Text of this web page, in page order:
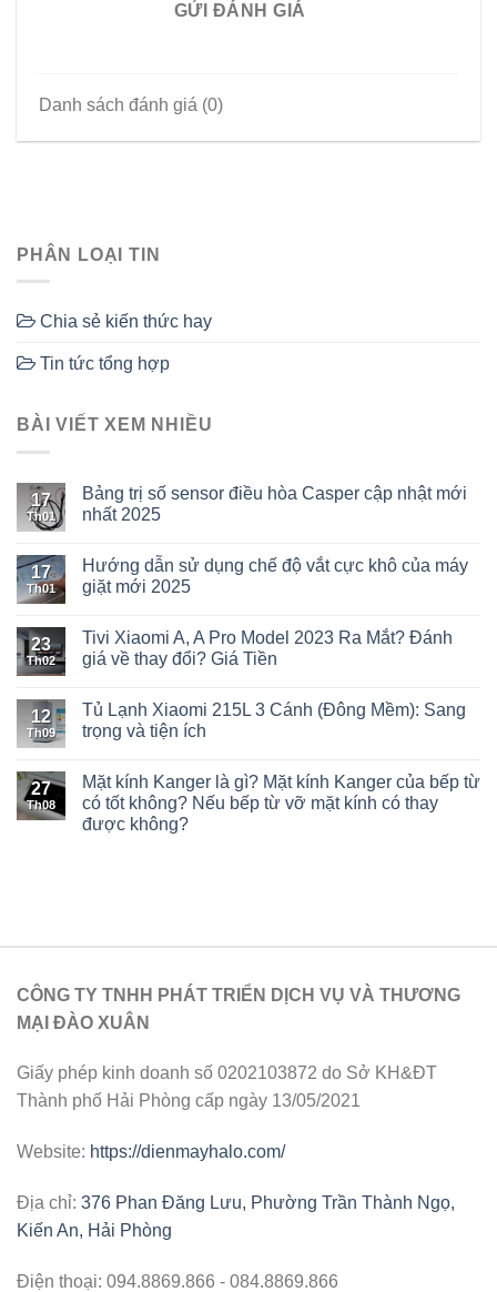
PHÂN LOẠI TIN
Chia sẻ kiến thức hay
Tin tức tổng hợp
BÀI VIẾT XEM NHIỀU
17
Th01
Bảng trị số sensor điều hòa Casper cập nhật mới
nhất 2025
17
Th01
Hướng dẫn sử dụng chế độ vắt cực khô của máy
giặt mới 2025
23
Th02
Tivi Xiaomi A, A Pro Model 2023 Ra Mắt? Đánh
giá về thay đổi? Giá Tiền
12
Th09
Tủ Lạnh Xiaomi 215L 3 Cánh (Đông Mềm): Sang
trọng và tiện ích
27
Th08
Mặt kính Kanger là gì? Mặt kính Kanger của bếp từ
có tốt không? Nếu bếp từ vỡ mặt kính có thay
được không?
GỬI ĐÁNH GIÁ
Danh sách đánh giá (0)
CÔNG TY TNHH PHÁT TRIỂN DỊCH VỤ VÀ THƯƠNG
MẠI ĐÀO XUÂN
Giấy phép kinh doanh số 0202103872 do Sở KH&ĐT
Thành phố Hải Phòng cấp ngày 13/05/2021
Website: https://dienmayhalo.com/
Địa chỉ: 376 Phan Đăng Lưu, Phường Trần Thành Ngọ,
Kiến An, Hải Phòng
Điện thoại: 094.8869.866 - 084.8869.866